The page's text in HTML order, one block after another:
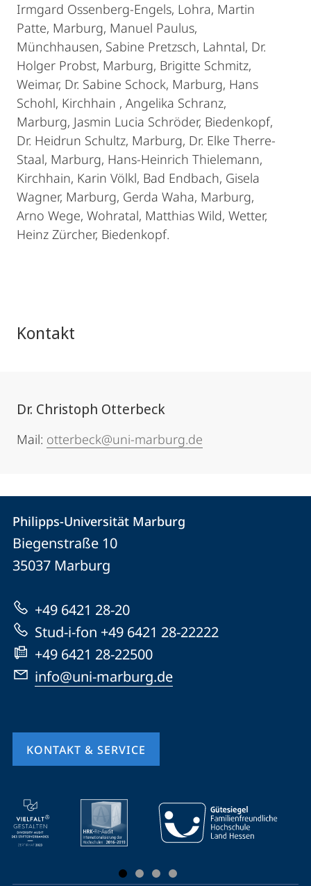
Irmgard Ossenberg-Engels, Lohra, Martin
Patte, Marburg, Manuel Paulus,
Münchhausen, Sabine Pretzsch, Lahntal, Dr.
Holger Probst, Marburg, Brigitte Schmitz,
Weimar, Dr. Sabine Schock, Marburg, Hans
Schohl, Kirchhain , Angelika Schranz,
Marburg, Jasmin Lucia Schröder, Biedenkopf,
Dr. Heidrun Schultz, Marburg, Dr. Elke Therre-
Staal, Marburg, Hans-Heinrich Thielemann,
Kirchhain, Karin Völkl, Bad Endbach, Gisela
Wagner, Marburg, Gerda Waha, Marburg,
Arno Wege, Wohratal, Matthias Wild, Wetter,
Heinz Zürcher, Biedenkopf.
Kontakt
Dr. Christoph Otterbeck
Mail: otterbeck@uni-marburg.de
Kontakt
und
Informationen
zur
Website
Kontaktinformationen
Philipps-
Universität
Philipps-Universität Marburg
Biegenstraße 10
35037 Marburg
+49 6421 28-20
Stud-i-fon +49 6421 28-22222
+49 6421 28-22500
info@uni-marburg.de
KONTAKT & SERVICE
Mobile-
Service-
Navigation